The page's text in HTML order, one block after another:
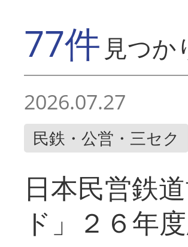
77件 見つか
2026.07.27
民鉄・公営・三セク
日本民営鉄
ド」２６年